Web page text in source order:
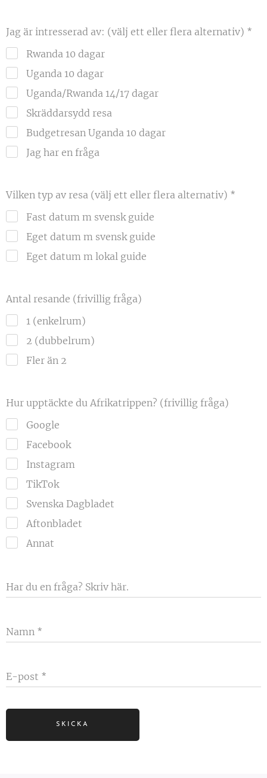
Jag är intresserad av: (välj ett eller flera alternativ)
Rwanda 10 dagar
Uganda 10 dagar
Uganda/Rwanda 14/17 dagar
Skräddarsydd resa
Budgetresan Uganda 10 dagar
Jag har en fråga
Vilken typ av resa (välj ett eller flera alternativ)
Fast datum m svensk guide
Eget datum m svensk guide
Eget datum m lokal guide
Antal resande (frivillig fråga)
1 (enkelrum)
2 (dubbelrum)
Fler än 2
Hur upptäckte du Afrikatrippen? (frivillig fråga)
Google
Facebook
Instagram
TikTok
Svenska Dagbladet
Aftonbladet
Annat
Har du en fråga? Skriv här.
Namn
E-post
SKICKA